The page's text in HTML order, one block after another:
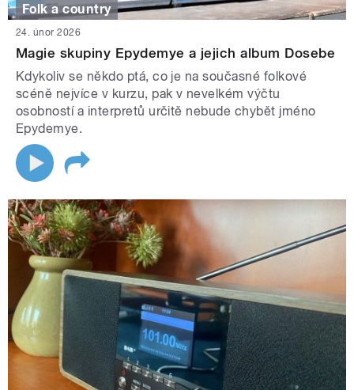
Folk a country
24. únor 2026
Magie skupiny Epydemye a jejich album Dosebe
Kdykoliv se někdo ptá, co je na současné folkové
scéně nejvíce v kurzu, pak v nevelkém výčtu
osobností a interpretů určitě nebude chybět jméno
Epydemye.